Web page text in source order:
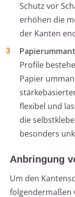
Schutz vor
erhöhen die
der Kanten
Profile
Papier
flexibel und
die
besonders
Anbringung
Um den
folgendermaßen